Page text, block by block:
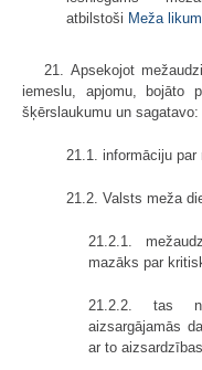
atbilstoši Meža
21. Apsekojot
iemeslu, apjomu, bojāto
šķērslaukumu un sagatavo:
21.1. informāciju
21.2. Valsts meža
21.2.1.
mazāks par
21.2.2. tas
aizsargājamās
ar to